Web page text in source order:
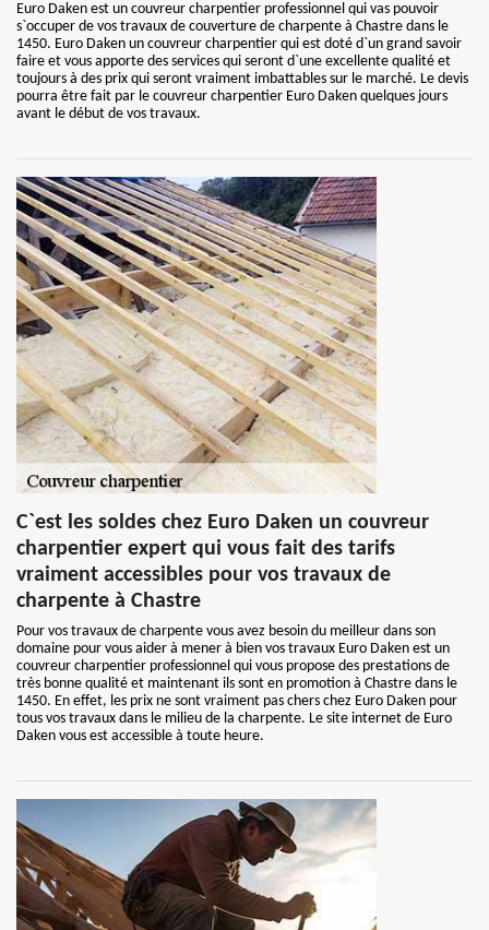
Euro Daken est un couvreur charpentier professionnel qui vas pouvoir
s`occuper de vos travaux de couverture de charpente à Chastre dans le
1450. Euro Daken un couvreur charpentier qui est doté d`un grand savoir
faire et vous apporte des services qui seront d`une excellente qualité et
toujours à des prix qui seront vraiment imbattables sur le marché. Le devis
pourra être fait par le couvreur charpentier Euro Daken quelques jours
avant le début de vos travaux.
C`est les soldes chez Euro Daken un couvreur
charpentier expert qui vous fait des tarifs
vraiment accessibles pour vos travaux de
charpente à Chastre
Pour vos travaux de charpente vous avez besoin du meilleur dans son
domaine pour vous aider à mener à bien vos travaux Euro Daken est un
couvreur charpentier professionnel qui vous propose des prestations de
très bonne qualité et maintenant ils sont en promotion à Chastre dans le
1450. En effet, les prix ne sont vraiment pas chers chez Euro Daken pour
tous vos travaux dans le milieu de la charpente. Le site internet de Euro
Daken vous est accessible à toute heure.